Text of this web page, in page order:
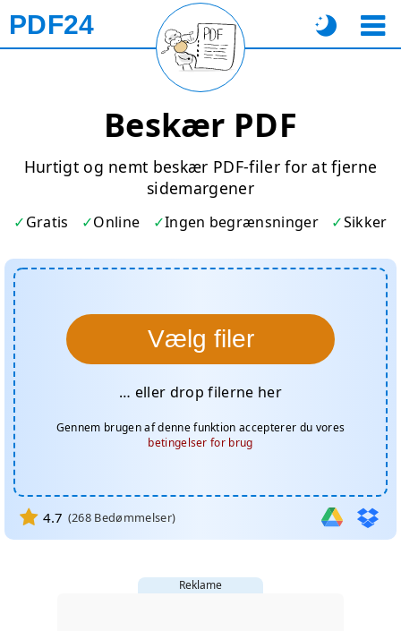
PDF24
Beskær PDF
Hurtigt og nemt beskær PDF-filer for at fjerne
sidemargener
Gratis Online Ingen begrænsninger Sikker
Vælg filer
… eller drop filerne her
Gennem brugen af denne funktion accepterer du vores
betingelser for brug
4.7 (268 Bedømmelser)
Reklame